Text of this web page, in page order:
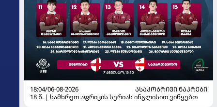
18:04/06-08-2026
ᲐᲡᲐᲙᲝᲑᲠᲘᲕᲘ ᲜᲐᲙᲠᲔᲑᲘ
18 წ. | სამხრეთ აფრიკის სერიას ინგლისით ვიწყებთ